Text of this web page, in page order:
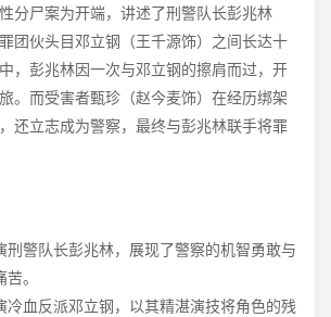
分尸案为开端，讲述了刑警队长彭兆林
团伙头目邓立钢（王千源饰）之间长达十
，彭兆林因一次与邓立钢的擦肩而过，开
。而受害者甄珍（赵今麦饰）在经历绑架
还立志成为警察，最终与彭兆林联手将罪
刑警队长彭兆林，展现了警察的机智勇敢与
。
冷血反派邓立钢，以其精湛演技将角色的残